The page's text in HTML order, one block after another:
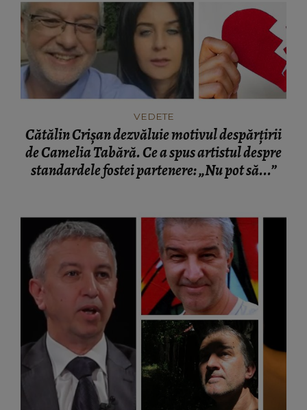
VEDETE
Cătălin Crișan dezvăluie motivul despărțirii
de Camelia Tabără. Ce a spus artistul despre
standardele fostei partenere: „Nu pot să...”